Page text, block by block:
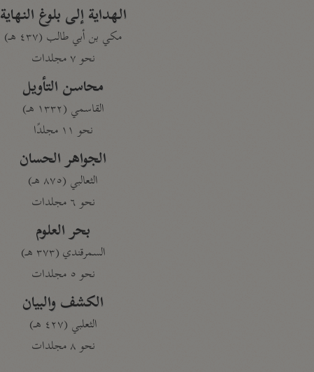
الهداية إلى بلوغ النهاية
مكي بن أبي طالب (٤٣٧ هـ)
نحو ٧ مجلدات
محاسن التأويل
القاسمي (١٣٣٢ هـ)
نحو ١١ مجلدًا
الجواهر الحسان
الثعالبي (٨٧٥ هـ)
نحو ٦ مجلدات
بحر العلوم
السمرقندي (٣٧٣ هـ)
نحو ٥ مجلدات
الكشف والبيان
الثعلبي (٤٢٧ هـ)
نحو ٨ مجلدات